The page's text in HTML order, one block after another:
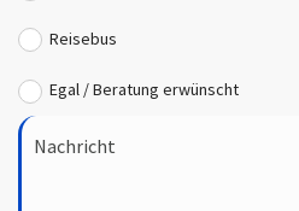
Reisebus
Egal / Beratung erwünscht